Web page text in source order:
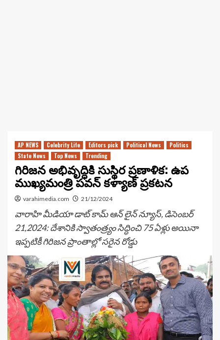
AP NEWS Celebrity Life Editors pick Political News
Politics
State News
Top News Trending
గిరిజన అభివృద్ధికి సుస్థిర ప్రణాళిక: ఉప
ముఖ్యమంత్రి పవన్ కళ్యాణ్ ప్రకటన
varahimedia.com 21/12/2024
వారాహి మీడియా డాట్ కామ్ ఆన్ లైన్ న్యూస్, డిసెంబర్
21,2024: దేశానికి స్వాతంత్ర్యం సిద్ధించి 75 ఏళ్లు అయినా
ఇప్పటికీ గిరిజన ప్రాంతాల్లో సరైన రోడ్డు